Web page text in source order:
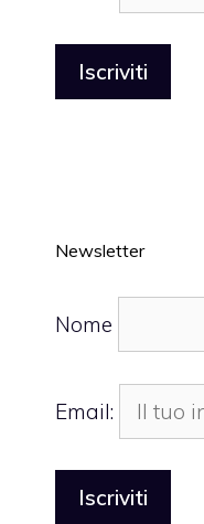
Newsletter
Nome
Email: